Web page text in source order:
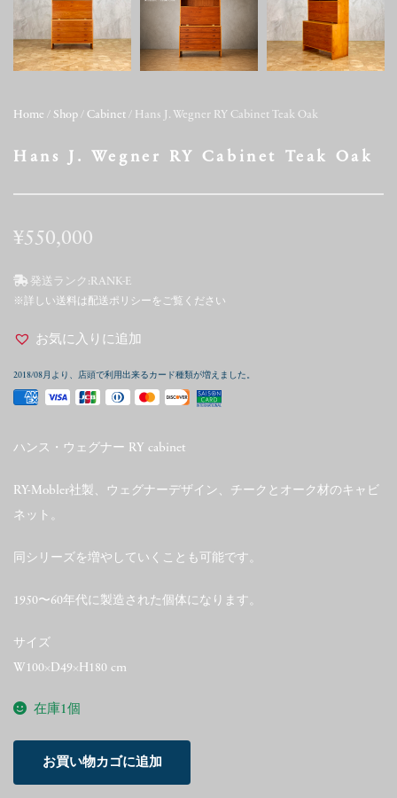
Home / Shop / Cabinet / Hans J. Wegner RY Cabinet Teak Oak
Hans J. Wegner RY Cabinet Teak Oak
¥550,000
発送ランク: RANK-E
※詳しい送料は配送ポリシーをご覧ください
お気に入りに追加
2018/08月より、店頭で利用出来るカード種類が増えました。
ハンス・ウェグナー RY cabinet
RY-Mobler社製、ウェグナーデザイン、チークとオーク材のキャビ
ネット。
同シリーズを増やしていくことも可能です。
1950〜60年代に製造された個体になります。
サイズ
W100×D49×H180 cm
在庫1個
お買い物カゴに追加